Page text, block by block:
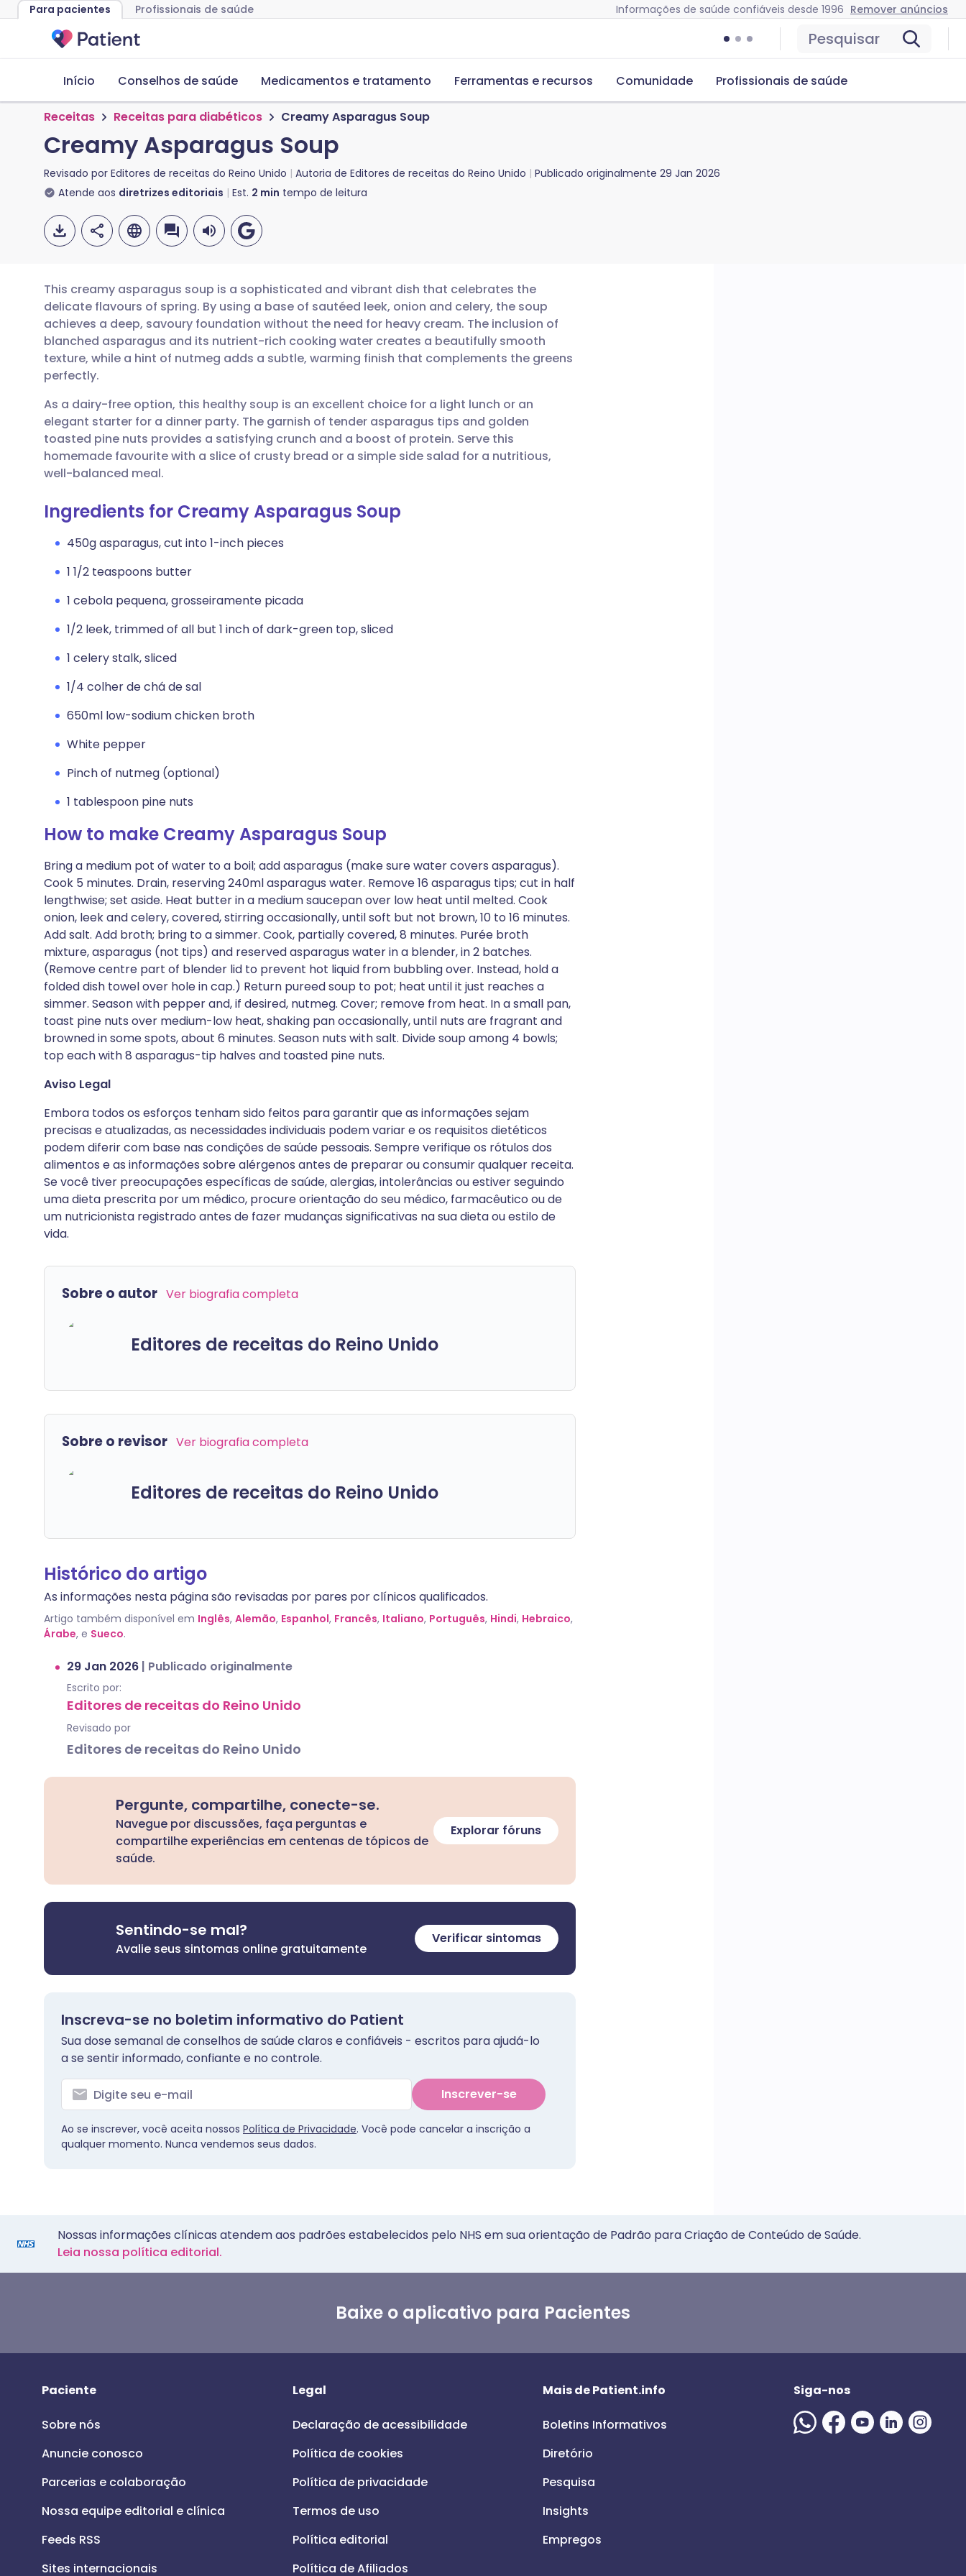
Para pacientes Profissionais de saúde Informações de saúde confiáveis desde 1996 Remover anúncios
Pesquisar
Início Conselhos de saúde Medicamentos e tratamento Ferramentas e recursos Comunidade Profissionais de saúde
Receitas Receitas para diabéticos Creamy Asparagus Soup
Creamy Asparagus Soup
Revisado por Editores de receitas do Reino Unido Autoria de Editores de receitas do Reino Unido Publicado originalmente 29 Jan 2026
Atende aos diretrizes editoriais Est. 2 min tempo de leitura
Compartilhar por e-mail
Compartilhar no Facebook
Compartilhar via LinkedIn
Compartilhar via X
Copiar link
🇬🇧 English 🇩🇪 Deutsch
🇪🇸 Español 🇫🇷 Français
🇮🇹 Italiano 🇵🇹 Português
🇮🇳 हिन्दी 🇮🇱 עברית
This creamy asparagus soup is a sophisticated and vibrant dish that celebrates the
delicate flavours of spring. By using a base of sautéed leek, onion and celery, the soup
achieves a deep, savoury foundation without the need for heavy cream. The inclusion of
blanched asparagus and its nutrient-rich cooking water creates a beautifully smooth
texture, while a hint of nutmeg adds a subtle, warming finish that complements the greens
perfectly.
As a dairy-free option, this healthy soup is an excellent choice for a light lunch or an
elegant starter for a dinner party. The garnish of tender asparagus tips and golden
toasted pine nuts provides a satisfying crunch and a boost of protein. Serve this
homemade favourite with a slice of crusty bread or a simple side salad for a nutritious,
well-balanced meal.
Ingredients for Creamy Asparagus Soup
450g asparagus, cut into 1-inch pieces
1 1/2 teaspoons butter
1 cebola pequena, grosseiramente picada
1/2 leek, trimmed of all but 1 inch of dark-green top, sliced
1 celery stalk, sliced
1/4 colher de chá de sal
650ml low-sodium chicken broth
White pepper
Pinch of nutmeg (optional)
1 tablespoon pine nuts
How to make Creamy Asparagus Soup
Bring a medium pot of water to a boil; add asparagus (make sure water covers asparagus).
Cook 5 minutes. Drain, reserving 240ml asparagus water. Remove 16 asparagus tips; cut in half
lengthwise; set aside. Heat butter in a medium saucepan over low heat until melted. Cook
onion, leek and celery, covered, stirring occasionally, until soft but not brown, 10 to 16 minutes.
Add salt. Add broth; bring to a simmer. Cook, partially covered, 8 minutes. Purée broth
mixture, asparagus (not tips) and reserved asparagus water in a blender, in 2 batches.
(Remove centre part of blender lid to prevent hot liquid from bubbling over. Instead, hold a
folded dish towel over hole in cap.) Return pureed soup to pot; heat until it just reaches a
simmer. Season with pepper and, if desired, nutmeg. Cover; remove from heat. In a small pan,
toast pine nuts over medium-low heat, shaking pan occasionally, until nuts are fragrant and
browned in some spots, about 6 minutes. Season nuts with salt. Divide soup among 4 bowls;
top each with 8 asparagus-tip halves and toasted pine nuts.
Aviso Legal
Embora todos os esforços tenham sido feitos para garantir que as informações sejam
precisas e atualizadas, as necessidades individuais podem variar e os requisitos dietéticos
podem diferir com base nas condições de saúde pessoais. Sempre verifique os rótulos dos
alimentos e as informações sobre alérgenos antes de preparar ou consumir qualquer receita.
Se você tiver preocupações específicas de saúde, alergias, intolerâncias ou estiver seguindo
uma dieta prescrita por um médico, procure orientação do seu médico, farmacêutico ou de
um nutricionista registrado antes de fazer mudanças significativas na sua dieta ou estilo de
vida.
Sobre o autor Ver biografia completa
Editores de receitas do Reino Unido
Sobre o revisor Ver biografia completa
Editores de receitas do Reino Unido
Histórico do artigo
As informações nesta página são revisadas por pares por clínicos qualificados.
Artigo também disponível em Inglês, Alemão, Espanhol, Francês, Italiano, Português, Hindi, Hebraico,
Árabe, e Sueco.
29 Jan 2026 | Publicado originalmente
Escrito por:
Editores de receitas do Reino Unido
Revisado por
Editores de receitas do Reino Unido
Pergunte, compartilhe, conecte-se.
Navegue por discussões, faça perguntas e
compartilhe experiências em centenas de tópicos de
saúde.
Explorar fóruns
Sentindo-se mal?
Avalie seus sintomas online gratuitamente
Verificar sintomas
Inscreva-se no boletim informativo do Patient
Sua dose semanal de conselhos de saúde claros e confiáveis - escritos para ajudá-lo
a se sentir informado, confiante e no controle.
Inscrever-se
Ao se inscrever, você aceita nossos Política de Privacidade. Você pode cancelar a inscrição a
qualquer momento. Nunca vendemos seus dados.
Nossas informações clínicas atendem aos padrões estabelecidos pelo NHS em sua orientação de Padrão para Criação de Conteúdo de Saúde.
Leia nossa política editorial.
Baixe o aplicativo para Pacientes
Paciente
Sobre nós
Anuncie conosco
Parcerias e colaboração
Nossa equipe editorial e clínica
Feeds RSS
Sites internacionais
Legal
Declaração de acessibilidade
Política de cookies
Política de privacidade
Termos de uso
Política editorial
Política de Afiliados
Mais de Patient.info
Boletins Informativos
Diretório
Pesquisa
Insights
Empregos
Siga-nos